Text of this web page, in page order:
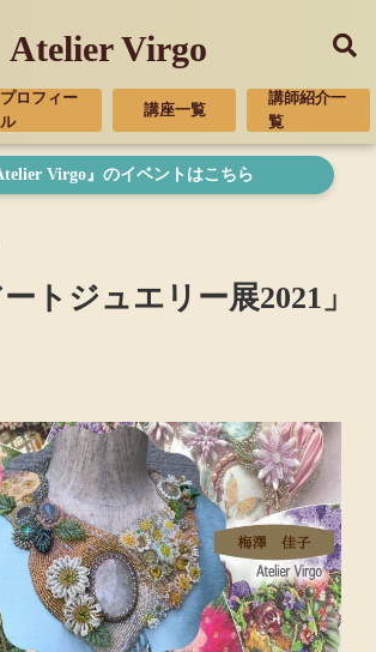
Atelier Virgo
プロフィー
ル
講座一覧
講師紹介一
覧
Virgo』のイベントはこちら
トジュエリー展2021」